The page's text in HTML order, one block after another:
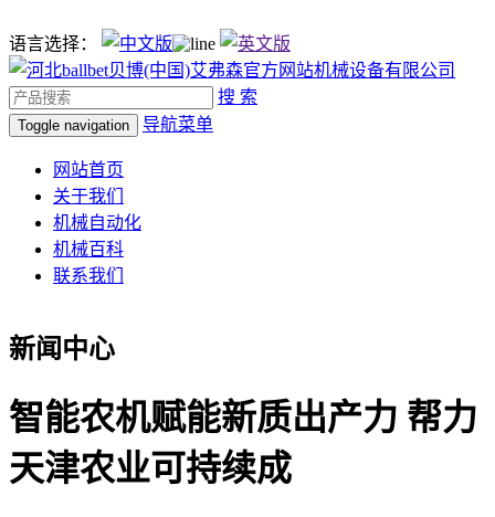
语言选择：
搜 索
Toggle navigation 导航菜单
网站首页
关于我们
机械自动化
机械百科
联系我们
新闻中心
智能农机赋能新质出产力 帮力
天津农业可持续成